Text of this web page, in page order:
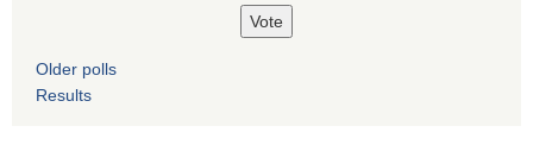
Older polls
Results